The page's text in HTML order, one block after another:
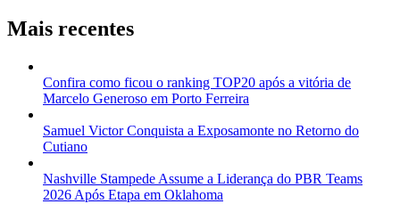
Mais recentes
Confira como ficou o ranking TOP20 após a vitória de
Marcelo Generoso em Porto Ferreira
Samuel Victor Conquista a Exposamonte no Retorno do
Cutiano
Nashville Stampede Assume a Liderança do PBR Teams
2026 Após Etapa em Oklahoma